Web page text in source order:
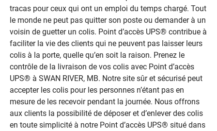
tracas pour ceux qui ont un emploi du temps chargé. Tout
le monde ne peut pas quitter son poste ou demander à un
voisin de guetter un colis. Point d’accès UPS® contribue à
faciliter la vie des clients qui ne peuvent pas laisser leurs
colis à la porte, quelle qu’en soit la raison. Prenez le
contrôle de la livraison de vos colis avec Point d’accès
UPS® à SWAN RIVER, MB. Notre site sûr et sécurisé peut
accepter les colis pour les personnes n’étant pas en
mesure de les recevoir pendant la journée. Nous offrons
aux clients la possibilité de déposer et d’enlever des colis
en toute simplicité à notre Point d’accès UPS® situé dans